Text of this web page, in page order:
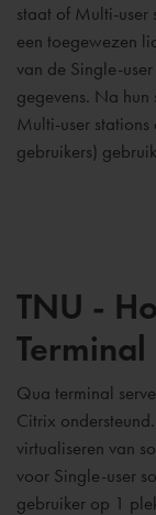
staat of Multi-
een toegewezen
van de Single-
gegevens. Na
Multi-user
gebruikers)
TNU -
Qua terminal
Citrix
virtualiseren van
voor Single-user
gebruiker op 1